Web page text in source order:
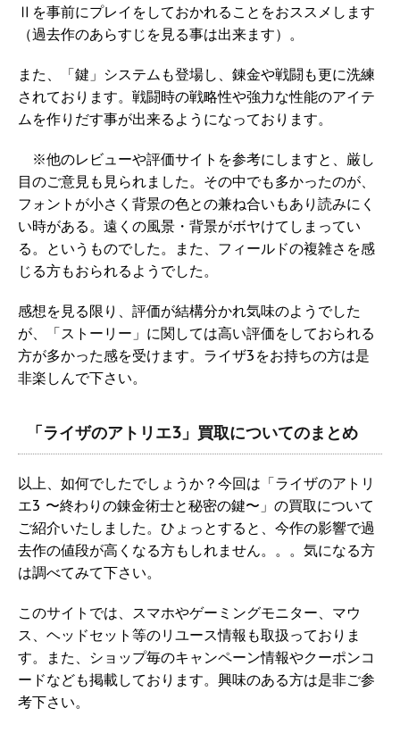
Ⅱを事前にプレイをしておかれることをおススメします
（過去作のあらすじを見る事は出来ます）。
また、「鍵」システムも登場し、錬金や戦闘も更に洗練
されております。戦闘時の戦略性や強力な性能のアイテ
ムを作りだす事が出来るようになっております。
※他のレビューや評価サイトを参考にしますと、厳し
目のご意見も見られました。その中でも多かったのが、
フォントが小さく背景の色との兼ね合いもあり読みにく
い時がある。遠くの風景・背景がボヤけてしまってい
る。というものでした。また、フィールドの複雑さを感
じる方もおられるようでした。
感想を見る限り、評価が結構分かれ気味のようでした
が、「ストーリー」に関しては高い評価をしておられる
方が多かった感を受けます。ライザ3をお持ちの方は是
非楽しんで下さい。
「ライザのアトリエ3」買取についてのまとめ
以上、如何でしたでしょうか？今回は「ライザのアトリ
エ3 〜終わりの錬金術士と秘密の鍵〜」の買取について
ご紹介いたしました。ひょっとすると、今作の影響で過
去作の値段が高くなる方もしれません。。。気になる方
は調べてみて下さい。
このサイトでは、スマホやゲーミングモニター、マウ
ス、ヘッドセット等のリユース情報も取扱っておりま
す。また、ショップ毎のキャンペーン情報やクーポンコ
ードなども掲載しております。興味のある方は是非ご参
考下さい。